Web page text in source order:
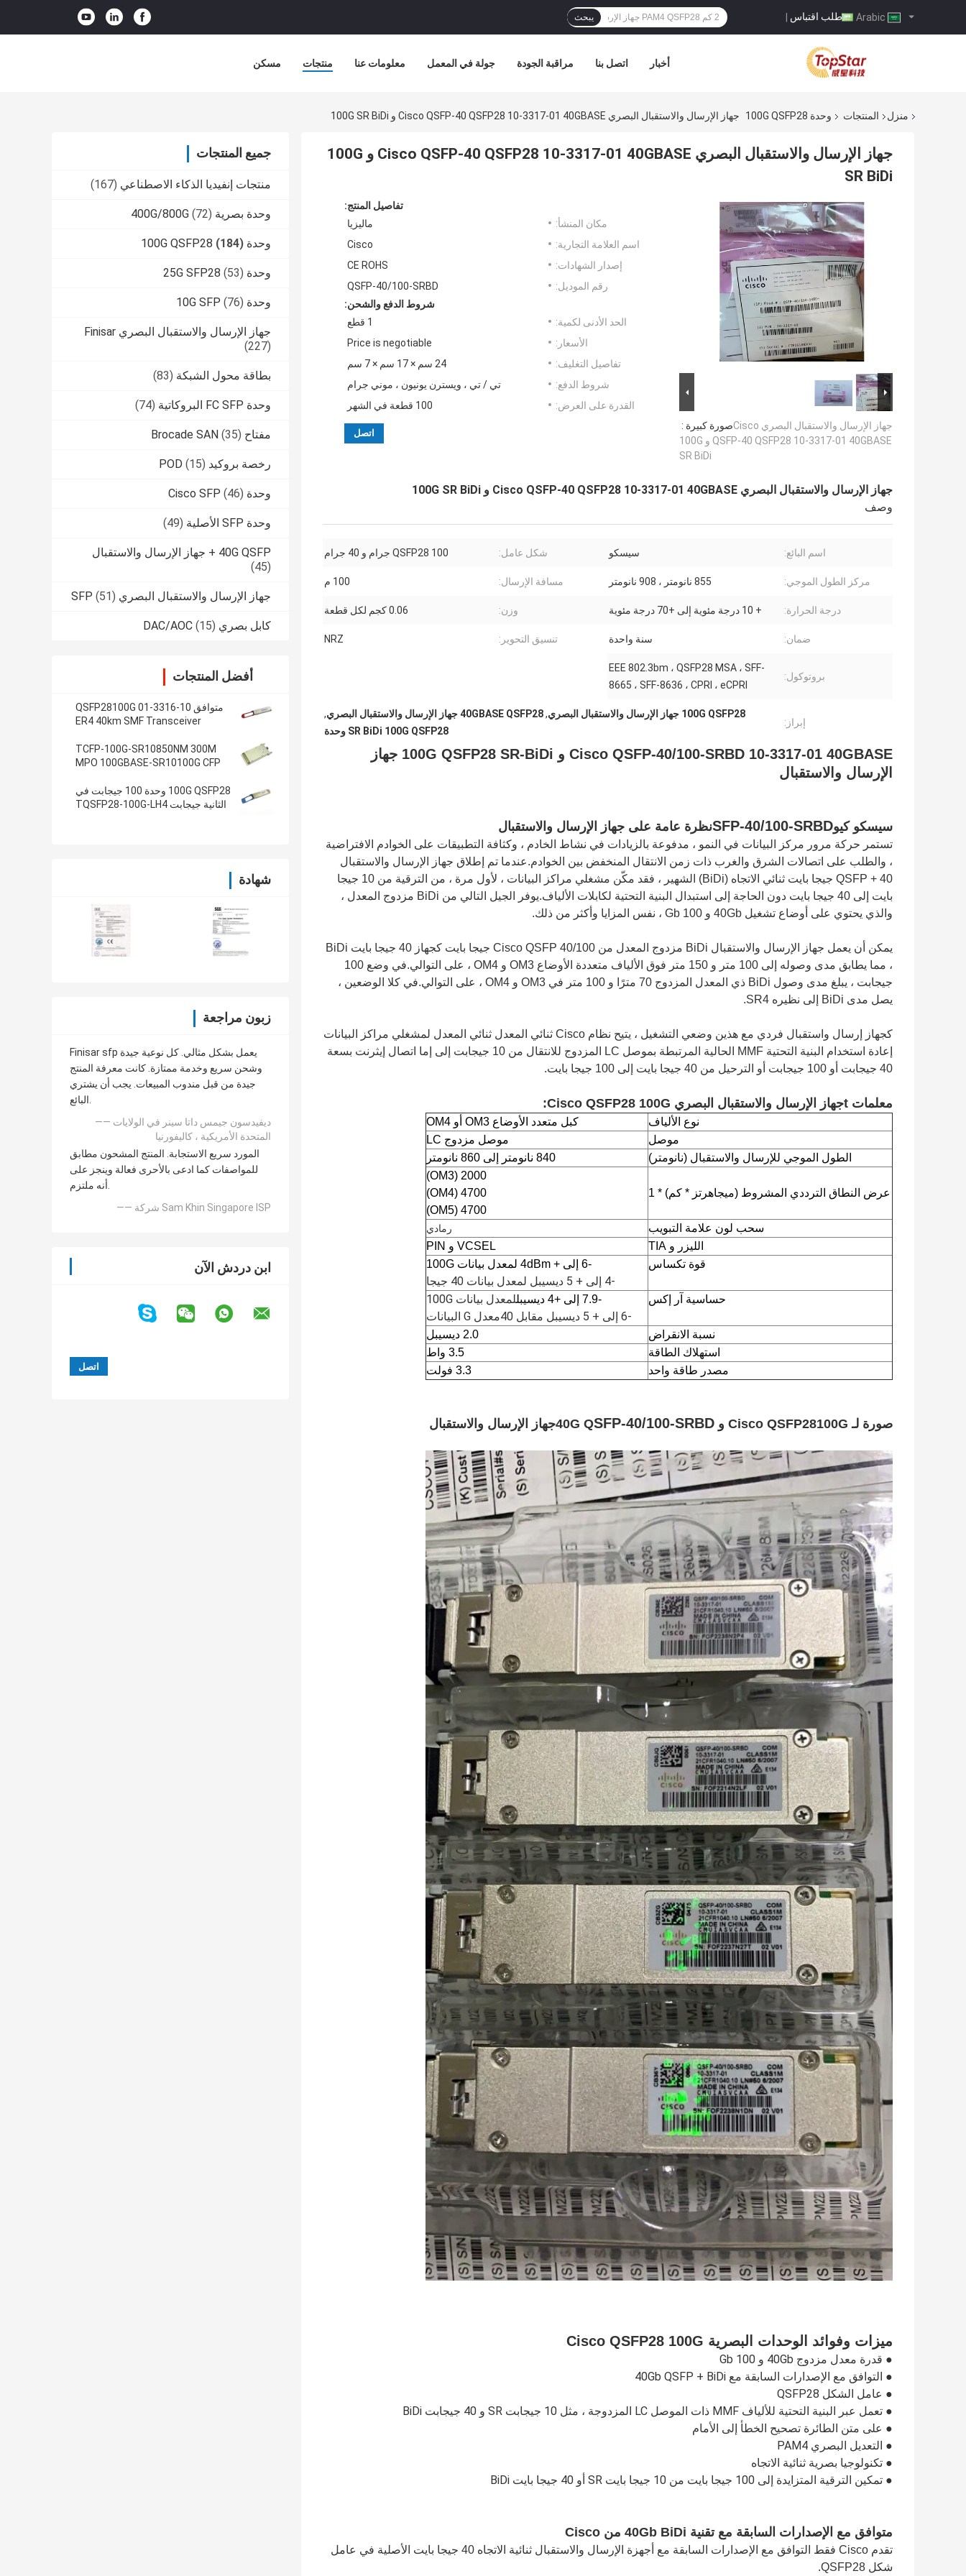
طلب اقتباس | يبحث
مسكن منتجات معلومات عنا جولة في المعمل مراقبة الجودة اتصل بنا أخبار
منزل المنتجات وحدة 100G QSFP28 جهاز الإرسال والاستقبال البصري Cisco QSFP-40 QSFP28 10-3317-01 40GBASE و 100G SR BiDi
جميع المنتجات
منتجات إنفيديا الذكاء الاصطناعي (167)
وحدة بصرية 400G/800G (72)
وحدة 100G QSFP28 (184)
وحدة 25G SFP28 (53)
وحدة 10G SFP (76)
جهاز الإرسال والاستقبال البصري Finisar
(227)
بطاقة محول الشبكة (83)
وحدة FC SFP البروكاتية (74)
مفتاح Brocade SAN (35)
رخصة بروكيد POD (15)
وحدة Cisco SFP (46)
وحدة SFP الأصلية (49)
40G QSFP + جهاز الإرسال والاستقبال
(45)
جهاز الإرسال والاستقبال البصري SFP (51)
كابل بصري DAC/AOC (15)
أفضل المنتجات
متوافق 10-3316-01 QSFP28100G
ER4 40km SMF Transceiver
TCFP-100G-SR10850NM 300M
MPO 100GBASE-SR10100G CFP
100G QSFP28 وحدة 100 جيجابت في
الثانية جيجابت TQSFP28-100G-LH4
شهادة
زبون مراجعة
Finisar sfp يعمل بشكل مثالي. كل نوعية جيدة
وشحن سريع وخدمة ممتازة. كانت معرفة المنتج
جيدة من قبل مندوب المبيعات. يجب أن يشتري
البائع.
—— ديفيدسون جيمس داتا سينر في الولايات
المتحدة الأمريكية ، كاليفورنيا
المورد سريع الاستجابة. المنتج المشحون مطابق
للمواصفات كما ادعى بالأحرى فعالة وينجز على
أنه ملتزم.
—— شركة Sam Khin Singapore ISP
ابن دردش الآن
جهاز الإرسال والاستقبال البصري Cisco QSFP-40 QSFP28 10-3317-01 40GBASE و 100G
SR BiDi
صورة كبيرة :جهاز الإرسال والاستقبال البصري Cisco
QSFP-40 QSFP28 10-3317-01 40GBASE و 100G
SR BiDi
تفاصيل المنتج:
مكان المنشأ:
ماليزيا
اسم العلامة التجارية:
Cisco
إصدار الشهادات:
CE ROHS
رقم الموديل:
QSFP-40/100-SRBD
شروط الدفع والشحن:
الحد الأدنى لكمية:
1 قطع
الأسعار:
Price is negotiable
تفاصيل التغليف:
24 سم × 17 سم × 7 سم
شروط الدفع:
تي / تي ، ويسترن يونيون ، موني جرام
القدرة على العرض:
100 قطعة في الشهر
اتصل
جهاز الإرسال والاستقبال البصري Cisco QSFP-40 QSFP28 10-3317-01 40GBASE و 100G SR BiDi
وصف
اسم البائع: سيسكو شكل عامل: QSFP28 100 جرام و 40 جرام
مركز الطول الموجي: 855 نانومتر ، 908 نانومتر مسافة الإرسال: 100 م
درجة الحرارة: + 10 درجة مئوية إلى +70 درجة مئوية وزن: 0.06 كجم لكل قطعة
ضمان: سنة واحدة تنسيق التحوير: NRZ
بروتوكول:
EEE 802.3bm ، QSFP28 MSA ، SFF-
8665 ، SFF-8636 ، CPRI ، eCPRI
إبراز:
100G QSFP28 جهاز الإرسال والاستقبال البصري ,40GBASE QSFP28 جهاز الإرسال والاستقبال البصري
,
SR BiDi 100G QSFP28 وحدة
Cisco QSFP-40/100-SRBD 10-3317-01 40GBASE و 100G QSFP28 SR-BiDi جهاز
الإرسال والاستقبال
سيسكو كيوSFP-40/100-SRBDنظرة عامة على جهاز الإرسال والاستقبال
تستمر حركة مرور مركز البيانات في النمو ، مدفوعة بالزيادات في نشاط الخادم ، وكثافة التطبيقات على الخوادم الافتراضية
، والطلب على اتصالات الشرق والغرب ذات زمن الانتقال المنخفض بين الخوادم.عندما تم إطلاق جهاز الإرسال والاستقبال
QSFP + 40 جيجا بايت ثنائي الاتجاه (BiDi) الشهير ، فقد مكّن مشغلي مراكز البيانات ، لأول مرة ، من الترقية من 10 جيجا
بايت إلى 40 جيجا بايت دون الحاجة إلى استبدال البنية التحتية لكابلات الألياف.يوفر الجيل التالي من BiDi مزدوج المعدل ،
والذي يحتوي على أوضاع تشغيل 40Gb و 100 Gb ، نفس المزايا وأكثر من ذلك.
يمكن أن يعمل جهاز الإرسال والاستقبال BiDi مزدوج المعدل من Cisco QSFP 40/100 جيجا بايت كجهاز 40 جيجا بايت BiDi
، مما يطابق مدى وصوله إلى 100 متر و 150 متر فوق الألياف متعددة الأوضاع OM3 و OM4 ، على التوالي.في وضع 100
جيجابت ، يبلغ مدى وصول BiDi ذي المعدل المزدوج 70 مترًا و 100 متر في OM3 و OM4 ، على التوالي.في كلا الوضعين ،
يصل مدى BiDi إلى نظيره SR4.
كجهاز إرسال واستقبال فردي مع هذين وضعي التشغيل ، يتيح نظام Cisco ثنائي المعدل ثنائي المعدل لمشغلي مراكز البيانات
إعادة استخدام البنية التحتية MMF الحالية المرتبطة بموصل LC المزدوج للانتقال من 10 جيجابت إلى إما اتصال إيثرنت بسعة
40 جيجابت أو 100 جيجابت أو الترحيل من 40 جيجا بايت إلى 100 جيجا بايت.
معلمات t جهاز الإرسال والاستقبال البصري Cisco QSFP28 100G:
نوع الألياف
كبل متعدد الأوضاع OM3 أو OM4
موصل
موصل مزدوج LC
الطول الموجي للإرسال والاستقبال (نانومتر)
840 نانومتر إلى 860 نانومتر
عرض النطاق الترددي المشروط (ميجاهرتز * كم) * 1
2000 (OM3)
4700 (OM4)
4700 (OM5)
سحب لون علامة التبويب
رمادي
الليزر و TIA
VCSEL و PIN
قوة تكساس
-6 إلى + 4dBm لمعدل بيانات 100G
-4 إلى + 5 ديسيبل لمعدل بيانات 40 جيجا
حساسية آر إكس -7.9 إلى +4 ديسيبل
لمعدل بيانات 100G
-6 إلى + 5 ديسيبل مقابل 40
معدل G البيانات
نسبة الانقراض
2.0 ديسيبل
استهلاك الطاقة
3.5 واط
مصدر طاقة واحد
3.3 فولت
صورة لـ Cisco QSFP28100G و 40G Q SFP-40/100-SRBD جهاز الإرسال والاستقبال
ميزات وفوائد الوحدات البصرية Cisco QSFP28 100G
● قدرة معدل مزدوج 40Gb و 100 Gb
● التوافق مع الإصدارات السابقة مع 40Gb QSFP + BiDi
● عامل الشكل QSFP28
● تعمل عبر البنية التحتية للألياف MMF ذات الموصل LC المزدوجة ، مثل 10 جيجابت SR و 40 جيجابت BiDi
● على متن الطائرة تصحيح الخطأ إلى الأمام
● التعديل البصري PAM4
● تكنولوجيا بصرية ثنائية الاتجاه
● تمكين الترقية المتزايدة إلى 100 جيجا بايت من 10 جيجا بايت SR أو 40 جيجا بايت BiDi
متوافق مع الإصدارات السابقة مع تقنية 40Gb BiDi من Cisco
تقدم Cisco فقط التوافق مع الإصدارات السابقة مع أجهزة الإرسال والاستقبال ثنائية الاتجاه 40 جيجا بايت الأصلية في عامل
شكل QSFP28.